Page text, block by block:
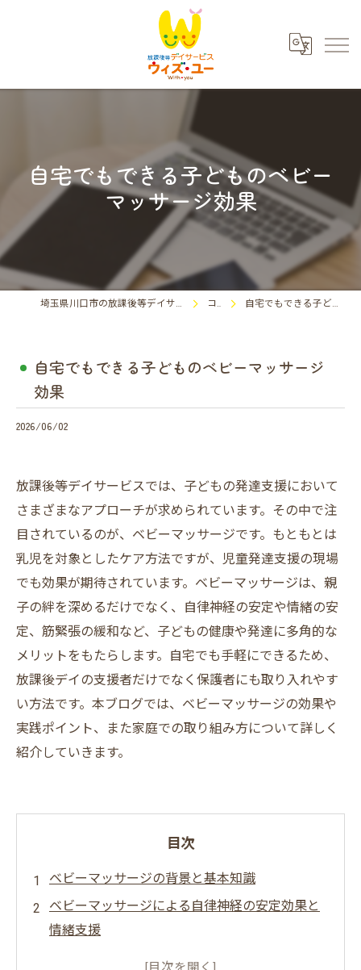
自宅でもできる子どものベビー
マッサージ効果
埼玉県川口市の放課後等デイサービスならウィズ・ユー川口東領家 コラム 自宅でもできる子どものベビーマッサージ効果
自宅でもできる子どものベビーマッサージ
効果
2026/06/02
放課後等デイサービスでは、子どもの発達支援において
さまざまなアプローチが求められています。その中で注
目されているのが、ベビーマッサージです。もともとは
乳児を対象としたケア方法ですが、児童発達支援の現場
でも効果が期待されています。ベビーマッサージは、親
子の絆を深めるだけでなく、自律神経の安定や情緒の安
定、筋緊張の緩和など、子どもの健康や発達に多角的な
メリットをもたらします。自宅でも手軽にできるため、
放課後デイの支援者だけでなく保護者にも取り入れやす
い方法です。本ブログでは、ベビーマッサージの効果や
実践ポイント、また家庭での取り組み方について詳しく
紹介していきます。
目次
ベビーマッサージの背景と基本知識
ベビーマッサージによる自律神経の安定効果と
情緒支援
筋肉の緊張緩和と身体機能の向上に寄与するベ